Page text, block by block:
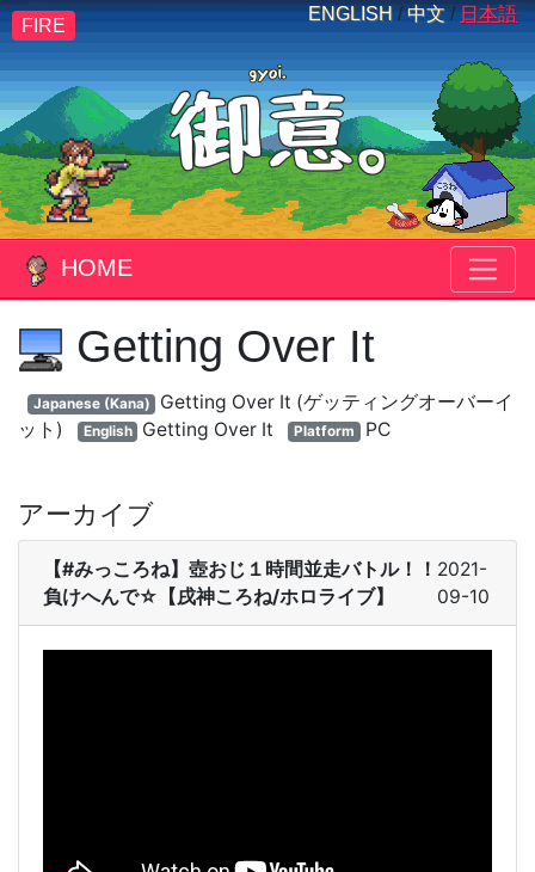
ENGLISH / 中文 / 日本語
FIRE
HOME
Getting Over It
Japanese (Kana)
Getting Over It (ゲッティングオーバーイ
ット)
English Getting Over It Platform PC
アーカイブ
【#みっころね】壺おじ１時間並走バトル！！
負けへんで☆【戌神ころね/ホロライブ】
2021-
09-10